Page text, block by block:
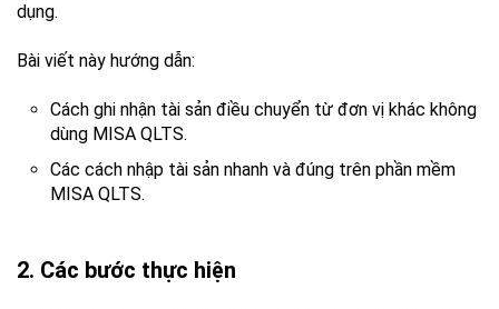
dụng.
Bài viết này hướng dẫn:
Cách ghi nhận tài sản điều chuyển từ đơn vị khác không
dùng MISA QLTS.
Các cách nhập tài sản nhanh và đúng trên phần mềm
MISA QLTS.
2. Các bước thực hiện